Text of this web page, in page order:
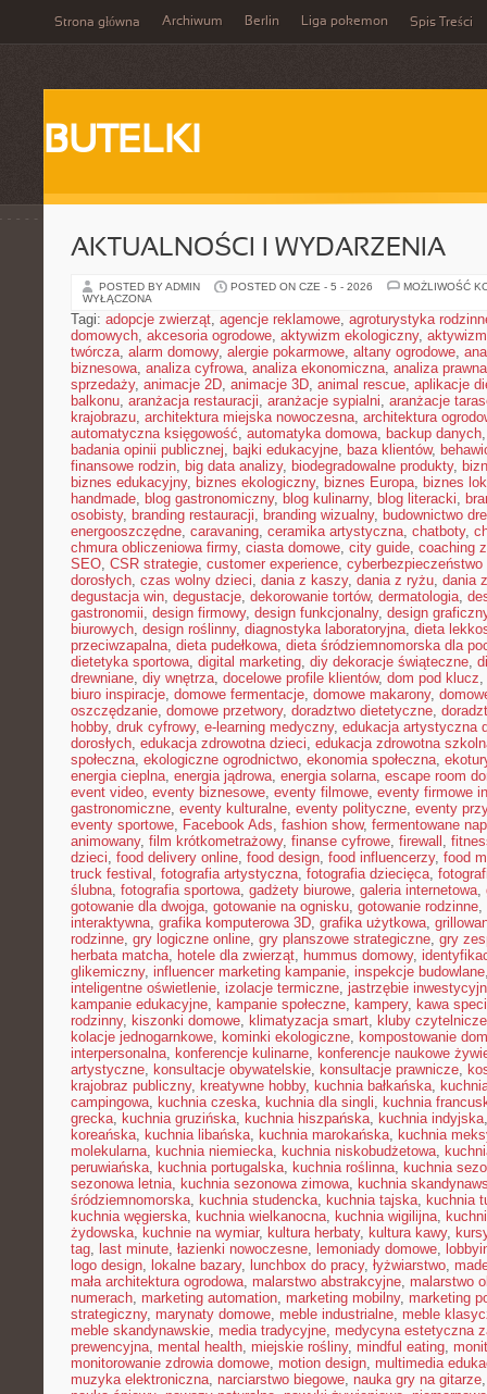
Strona główna Archiwum Berlin Liga pokemon Spis Treści
BUTELKI
AKTUALNOŚCI I WYDARZENIA
POSTED BY ADMIN POSTED ON CZE - 5 - 2026
MOŻLIWOŚĆ
WYŁĄCZONA
Tagi: adopcje zwierząt, agencje reklamowe, agroturystyka
domowych, akcesoria ogrodowe, aktywizm ekologiczny,
twórcza, alarm domowy, alergie pokarmowe, altany ogrodowe,
biznesowa, analiza cyfrowa, analiza ekonomiczna, analiza
sprzedaży, animacje 2D, animacje 3D, animal rescue, aplikacje
balkonu, aranżacja restauracji, aranżacje sypialni, aranżacje
krajobrazu, architektura miejska nowoczesna, architektura
automatyczna księgowość, automatyka domowa, backup danych
badania opinii publicznej, bajki edukacyjne, baza klientów,
finansowe rodzin, big data analizy, biodegradowalne produkty,
biznes edukacyjny, biznes ekologiczny, biznes Europa, biznes
handmade, blog gastronomiczny, blog kulinarny, blog literacki,
osobisty, branding restauracji, branding wizualny, budownictwo
energooszczędne, caravaning, ceramika artystyczna, chatboty,
chmura obliczeniowa firmy, ciasta domowe, city guide, coaching
SEO, CSR strategie, customer experience, cyberbezpieczeństwo
dorosłych, czas wolny dzieci, dania z kaszy, dania z ryżu, dania
degustacja win, degustacje, dekorowanie tortów, dermatologia,
gastronomii, design firmowy, design funkcjonalny, design
biurowych, design roślinny, diagnostyka laboratoryjna, dieta
przeciwzapalna, dieta pudełkowa, dieta śródziemnomorska dla
dietetyka sportowa, digital marketing, diy dekoracje świąteczne,
drewniane, diy wnętrza, docelowe profile klientów, dom pod klucz,
biuro inspiracje, domowe fermentacje, domowe makarony,
oszczędzanie, domowe przetwory, doradztwo dietetyczne,
hobby, druk cyfrowy, e-learning medyczny, edukacja artystyczna
dorosłych, edukacja zdrowotna dzieci, edukacja zdrowotna
społeczna, ekologiczne ogrodnictwo, ekonomia społeczna,
energia cieplna, energia jądrowa, energia solarna, escape room
event video, eventy biznesowe, eventy filmowe, eventy firmowe
gastronomiczne, eventy kulturalne, eventy polityczne, eventy
eventy sportowe, Facebook Ads, fashion show, fermentowane
animowany, film krótkometrażowy, finanse cyfrowe, firewall ,
dzieci, food delivery online, food design, food influencerzy, food
truck festival , fotografia artystyczna, fotografia dziecięca,
ślubna, fotografia sportowa, gadżety biurowe, galeria internetowa,
gotowanie dla dwojga, gotowanie na ognisku, gotowanie rodzinne,
interaktywna, grafika komputerowa 3D, grafika użytkowa,
rodzinne, gry logiczne online, gry planszowe strategiczne, gry
herbata matcha, hotele dla zwierząt, hummus domowy,
glikemiczny, influencer marketing kampanie, inspekcje budowlane
inteligentne oświetlenie, izolacje termiczne, jastrzębie
kampanie edukacyjne, kampanie społeczne, kampery, kawa
rodzinny, kiszonki domowe, klimatyzacja smart, kluby czytelnicze
kolacje jednogarnkowe, kominki ekologiczne, kompostowanie
interpersonalna, konferencje kulinarne, konferencje naukowe
artystyczne, konsultacje obywatelskie, konsultacje prawnicze,
krajobraz publiczny, kreatywne hobby, kuchnia bałkańska,
campingowa, kuchnia czeska, kuchnia dla singli, kuchnia
grecka, kuchnia gruzińska, kuchnia hiszpańska, kuchnia indyjska
koreańska, kuchnia libańska, kuchnia marokańska, kuchnia
molekularna, kuchnia niemiecka, kuchnia niskobudżetowa,
peruwiańska, kuchnia portugalska, kuchnia roślinna, kuchnia
sezonowa letnia, kuchnia sezonowa zimowa, kuchnia
śródziemnomorska, kuchnia studencka, kuchnia tajska, kuchnia
kuchnia węgierska, kuchnia wielkanocna, kuchnia wigilijna,
żydowska, kuchnie na wymiar, kultura herbaty, kultura kawy,
tag, last minute, łazienki nowoczesne, lemoniady domowe,
logo design, lokalne bazary, lunchbox do pracy, łyżwiarstwo,
mała architektura ogrodowa, malarstwo abstrakcyjne, malarstwo
numerach, marketing automation, marketing mobilny, marketing
strategiczny, marynaty domowe, meble industrialne, meble
meble skandynawskie, media tradycyjne, medycyna estetyczna
prewencyjna, mental health, miejskie rośliny, mindful eating,
monitorowanie zdrowia domowe, motion design, multimedia
muzyka elektroniczna, narciarstwo biegowe, nauka gry na gitarze